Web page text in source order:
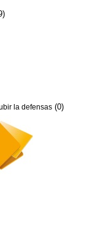
la defensas (0)